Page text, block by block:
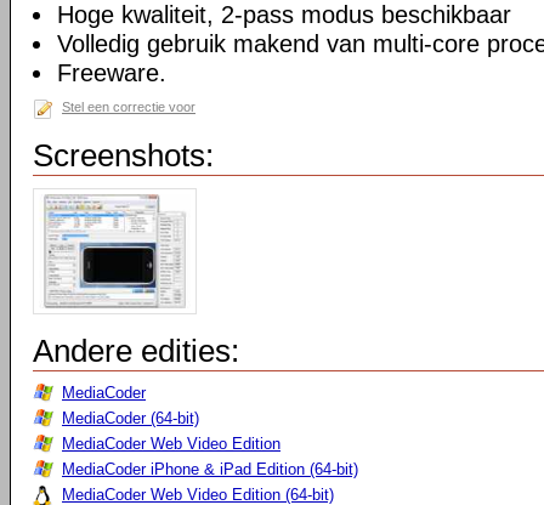
Hoge kwaliteit, 2-pass modus beschikbaar
Volledig gebruik makend van multi-core
Freeware.
Stel een correctie voor
Screenshots:
Andere edities:
MediaCoder
MediaCoder (64-bit)
MediaCoder Web Video Edition
MediaCoder iPhone & iPad Edition (64-bit)
MediaCoder Web Video Edition (64-bit)